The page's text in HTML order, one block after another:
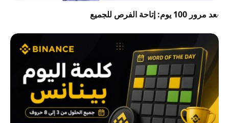
بعد مرور 100 يوم: إتاحة الفرص للجميع